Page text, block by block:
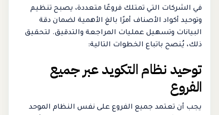
في الشركات التي تمتلك فروعًا متعددة، يصبح تنظيم
وتوحيد أكواد الأصناف أمرًا بالغ الأهمية لضمان دقة
البيانات وتسهيل عمليات المراجعة والتدقيق. لتحقيق
ذلك، يُنصح باتباع الخطوات التالية:
توحيد نظام التكويد عبر جميع
الفروع
يجب أن تعتمد جميع الفروع على نفس النظام الموحد